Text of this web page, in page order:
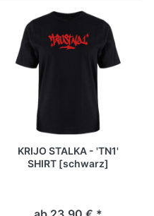
KRIJO STALKA - 'TN1'
SHIRT [schwarz]